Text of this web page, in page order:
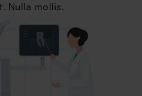
Nulla mollis.